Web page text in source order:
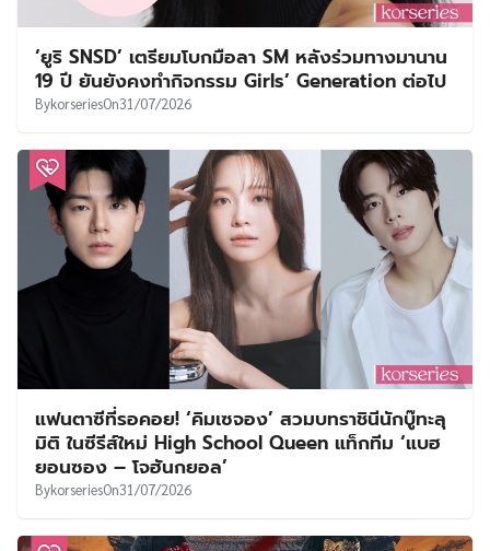
‘ยูริ SNSD’ เตรียมโบกมือลา SM หลังร่วมทางมานาน
19 ปี ยันยังคงทำกิจกรรม Girls’ Generation ต่อไป
BykorseriesOn31/07/2026
แฟนตาซีที่รอคอย! ‘คิมเซจอง’ สวมบทราชินีนักบู๊ทะลุ
มิติ ในซีรีส์ใหม่ High School Queen แท็กทีม ‘แบฮ
ยอนซอง – โจฮันกยอล’
BykorseriesOn31/07/2026